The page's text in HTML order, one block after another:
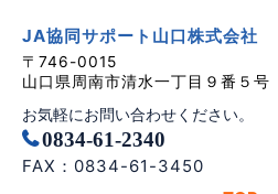
JA協同サポート山口株式会社
〒746-0015
山口県周南市清水一丁目９番５号
お気軽にお問い合わせください。
0834-61-2340
FAX：0834-61-3450